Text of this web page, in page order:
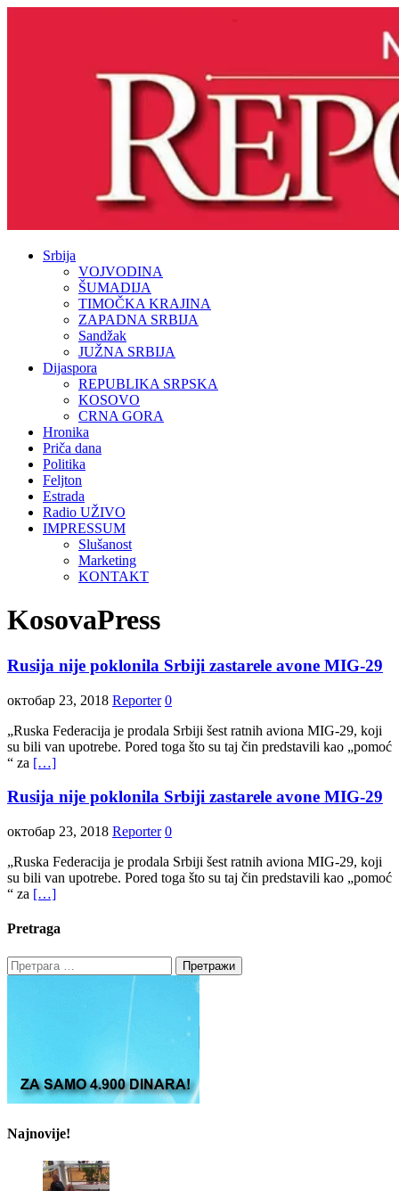
Srbija
VOJVODINA
ŠUMADIJA
TIMOČKA KRAJINA
ZAPADNA SRBIJA
Sandžak
JUŽNA SRBIJA
Dijaspora
REPUBLIKA SRPSKA
KOSOVO
CRNA GORA
Hronika
Priča dana
Politika
Feljton
Estrada
Radio UŽIVO
IMPRESSUM
Slušanost
Marketing
KONTAKT
KosovaPress
Rusija nije poklonila Srbiji zastarele avone MIG-29
октобар 23, 2018 Reporter 0
„Ruska Federacija je prodala Srbiji šest ratnih aviona MIG-29, koji
su bili van upotrebe. Pored toga što su taj čin predstavili kao „pomoć
“ za […]
Rusija nije poklonila Srbiji zastarele avone MIG-29
октобар 23, 2018 Reporter 0
„Ruska Federacija je prodala Srbiji šest ratnih aviona MIG-29, koji
su bili van upotrebe. Pored toga što su taj čin predstavili kao „pomoć
“ za […]
Pretraga
Претрага
за:
Najnovije!